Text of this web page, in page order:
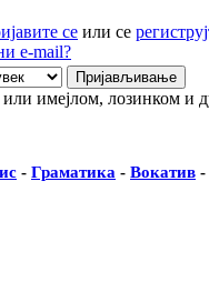
се или се
e-mail?
имејлом, лозинком и
- Граматика - Вокатив -